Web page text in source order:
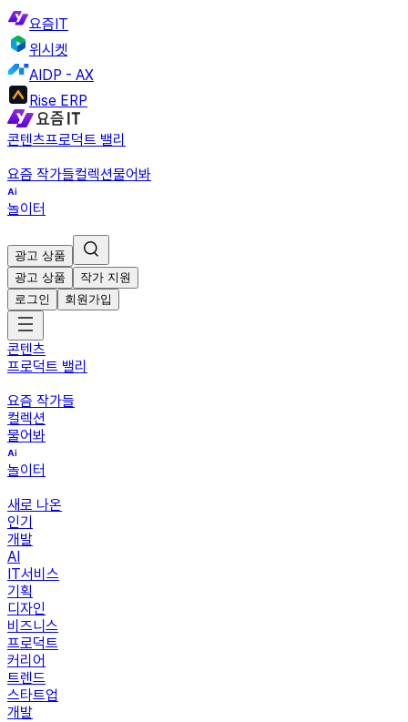
요즘IT
위시켓
AIDP - AX
Rise ERP
콘텐츠프로덕트 밸리
요즘 작가들컬렉션물어봐
놀이터
광고 상품
광고 상품
작가 지원
로그인
회원가입
콘텐츠
프로덕트 밸리
요즘 작가들
컬렉션
물어봐
놀이터
새로 나온
인기
개발
AI
IT서비스
기획
디자인
비즈니스
프로덕트
커리어
트렌드
스타트업
개발